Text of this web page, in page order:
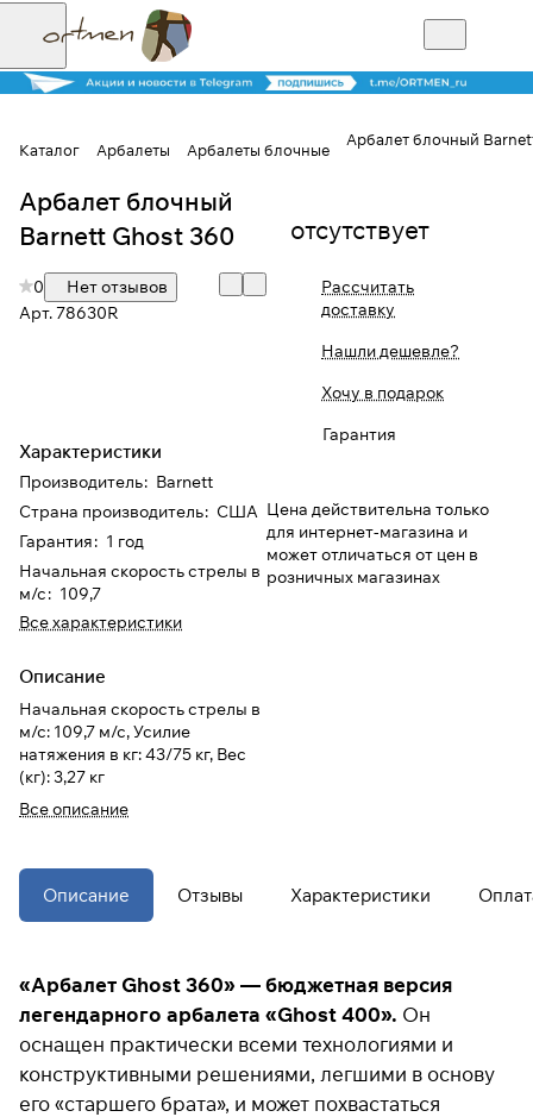
Каталог Арбалеты Арбалеты блочные
Арбалет блочный
Арбалет блочный
Barnett Ghost 360
0
Нет отзывов
Арт.78630R
Характеристики
Производитель: Barnett
Страна производитель: США
Гарантия: 1 год
Начальная скорость стрелы в
м/с: 109,7
Все характеристики
Описание
Начальная скорость стрелы в
м/с: 109,7 м/с, Усилие
натяжения в кг: 43/75 кг, Вес
(кг): 3,27 кг
Все описание
отсутствует
Рассчитать
доставку
Нашли дешевле?
Хочу в подарок
Гарантия
Цена действительна только
для интернет-магазина и
может отличаться от цен в
розничных магазинах
Описание Отзывы Характеристики
«Арбалет Ghost 360» — бюджетная версия
легендарного арбалета «Ghost 400». Он
оснащен практически всеми технологиями и
конструктивными решениями, легшими в основу
его «старшего брата», и может похвастаться
Для клиентов всех банков
Разбейте
оплату на части
Добавляйте товары
в корзину
При оформлении заказа
картой любого банка
Оставшиеся
списываться
с вашей карты
по
* При оплате черезПЛАЙТ
скидки по купонам не
применяются.